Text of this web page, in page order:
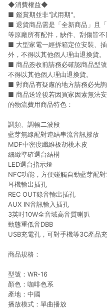
◆消費權益◆
■ 鑑賞期並非"試用期"。
■ 退貨商品需是「全新商品」且
等原廠所有配件，缺件、刮傷皆不
■ 大型家電一經拆箱定位安裝、
外，不得以其他個人理由退換貨。
■ 商品簽收前請務必確認商品型
不得以其他個人理由退換貨。
■ 對商品有疑慮的地方請務必先
■ 商品送達後若因買家因素無法
的物流費用商品特色：
調頻、調幅二波段
藍芽無線配對連結串流音訊撥放
MDF中密度纖維板胡桃木皮
細緻準確選台結構
LED選台指示燈
NFC功能，方便碰觸自動藍芽配
耳機輸出插孔
REC OUT錄音輸出插孔
AUX IN音訊輸入插孔
3英吋10W全音域高音質喇叭
動態重低音DBB
USB充電孔，可對手機等3C產品
商品規格：
型號：WR-16
顏色：咖啡色系
產地：中國
播放模式：單曲播放